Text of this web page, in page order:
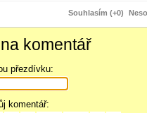
Souhlasím (+0)
komentář
přezdívku:
komentář: